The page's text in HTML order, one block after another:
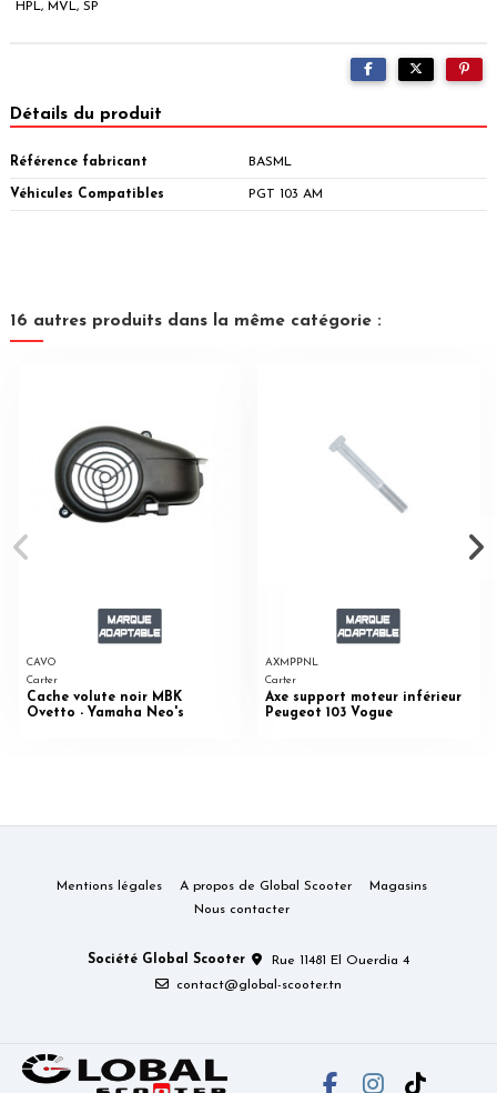
HPL, MVL, SP
Détails du produit
Référence fabricant BASML
Véhicules Compatibles PGT 103 AM
16 autres produits dans la même catégorie :
CAVO
Carter
Cache volute noir MBK
Ovetto - Yamaha Neo's
AXMPPNL
Carter
Axe support moteur inférieur
Peugeot 103 Vogue
Mentions légales A propos de Global Scooter
Magasins
Nous contacter
Société Global Scooter
Rue 11481 El Ouerdia 4
contact@global-scooter.tn